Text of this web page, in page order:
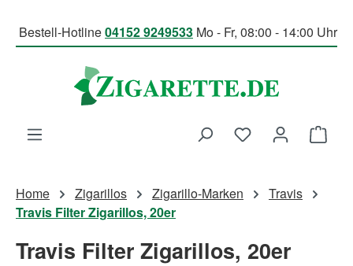
Bestell-Hotline04152 9249533 Mo - Fr, 08:00 - 14:00 Uhr
Du hast 0
Home Zigarillos Zigarillo-Marken
Travis
Travis Filter Zigarillos, 20er
Travis Filter Zigarillos, 20er